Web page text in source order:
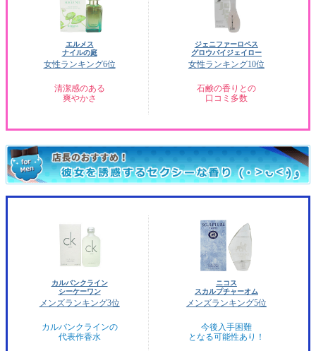
エルメス
ナイルの庭
女性ランキング6位
清潔感のある
爽やかさ
ジェニファーロペス
グロウバイジェイロー
女性ランキング10位
石鹸の香りとの
口コミ多数
カルバンクライン
シーケーワン
メンズランキング3位
カルバンクラインの
代表作香水
ニコス
スカルプチャーオム
メンズランキング5位
今後入手困難
となる可能性あり！